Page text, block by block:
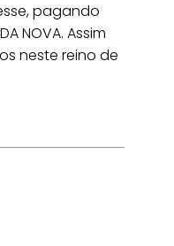
pagando
NOVA. Assim
neste reino de